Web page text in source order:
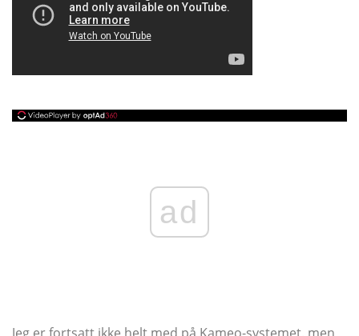
ad